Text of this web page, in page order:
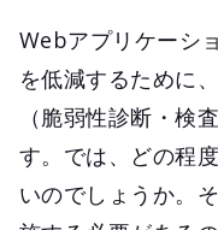
Webアプリケーシ
を低減するために
（脆弱性診断・検
す。では、どの程
いのでしょうか。